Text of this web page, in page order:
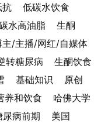
抗
低碳水饮食
水高油脂
生酮
主/主播/网红/自媒体
转糖尿病
生酮饮食
基础知识
原创
养和饮食
哈佛大学
尿病前期
美国